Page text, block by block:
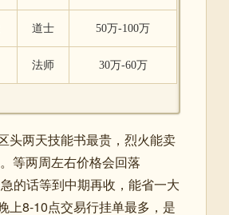
道士 50万-100万
法师 30万-60万
头两天技能书最贵，烈火能卖
等两周左右价格会回落
的话等到中期再收，能省一大
上8-10点交易行挂单最多，是